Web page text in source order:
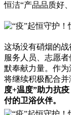
恒洁“产品品质好
这场没有硝烟的
服务人员、志愿
默奉献力量。作
将继续积极配合并
度+温度”助力抗
付的卫浴伙伴。